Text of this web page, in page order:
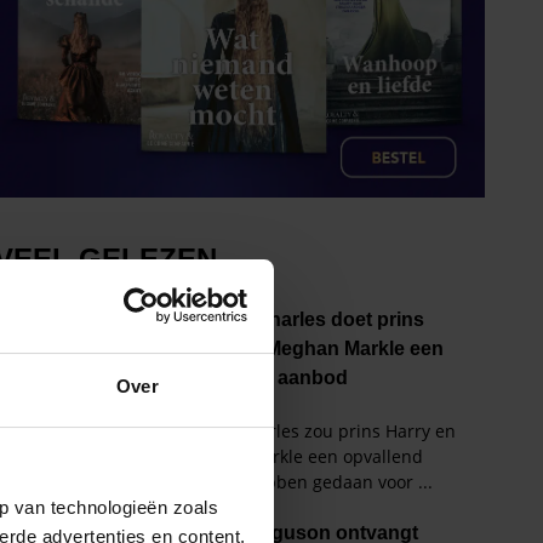
Over
van technologieën zoals
advertenties en content,